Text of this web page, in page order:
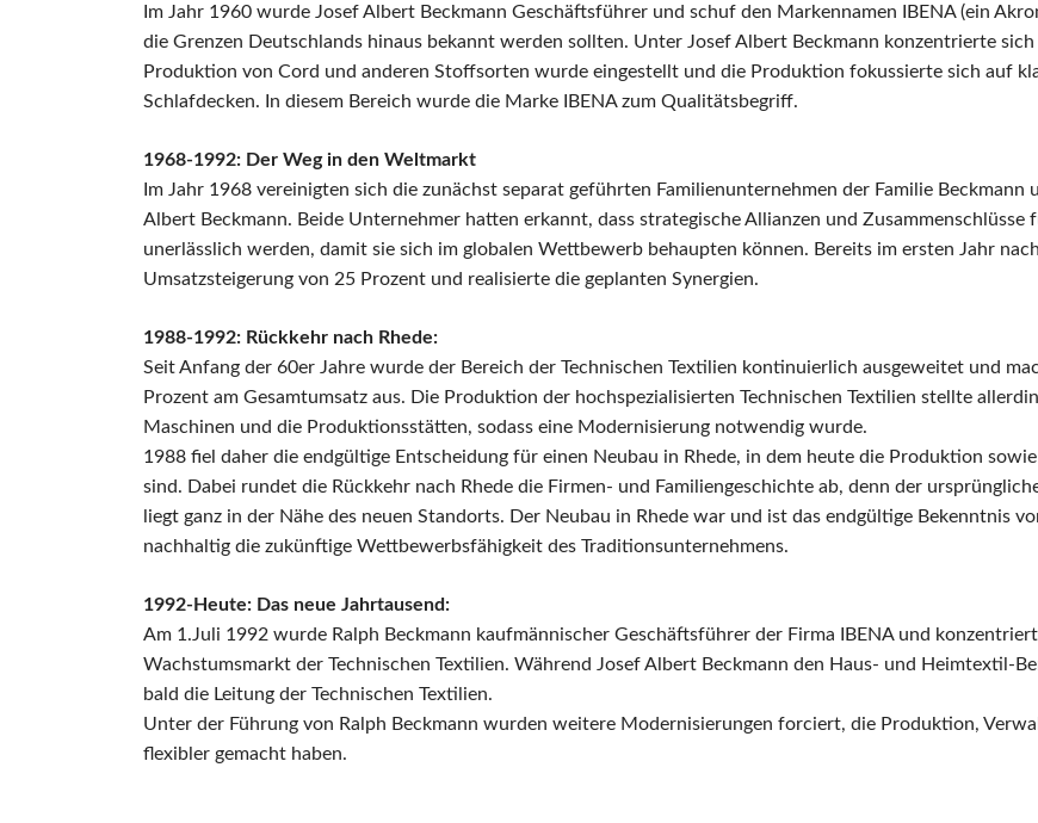
Im Jahr 1960 wurde Josef Albert Beckmann Geschäftsführer und schuf den Markennamen IBENA (ein
die Grenzen Deutschlands hinaus bekannt werden sollten. Unter Josef Albert Beckmann konzentrierte
Produktion von Cord und anderen Stoffsorten wurde eingestellt und die Produktion fokussierte sich auf
Schlafdecken. In diesem Bereich wurde die Marke IBENA zum Qualitätsbegriff.
1968-1992: Der Weg in den Weltmarkt
Im Jahr 1968 vereinigten sich die zunächst separat geführten Familienunternehmen der Familie
Albert Beckmann. Beide Unternehmer hatten erkannt, dass strategische Allianzen und
unerlässlich werden, damit sie sich im globalen Wettbewerb behaupten können. Bereits im ersten Jahr
Umsatzsteigerung von 25 Prozent und realisierte die geplanten Synergien.
1988-1992: Rückkehr nach Rhede:
Seit Anfang der 60er Jahre wurde der Bereich der Technischen Textilien kontinuierlich ausgeweitet und
Prozent am Gesamtumsatz aus. Die Produktion der hochspezialisierten Technischen Textilien stellte
Maschinen und die Produktionsstätten, sodass eine Modernisierung notwendig wurde.
1988 fiel daher die endgültige Entscheidung für einen Neubau in Rhede, in dem heute die Produktion
sind. Dabei rundet die Rückkehr nach Rhede die Firmen- und Familiengeschichte ab, denn der
liegt ganz in der Nähe des neuen Standorts. Der Neubau in Rhede war und ist das endgültige Bekenntnis
nachhaltig die zukünftige Wettbewerbsfähigkeit des Traditionsunternehmens.
1992-Heute: Das neue Jahrtausend:
Am 1.Juli 1992 wurde Ralph Beckmann kaufmännischer Geschäftsführer der Firma IBENA und
Wachstumsmarkt der Technischen Textilien. Während Josef Albert Beckmann den Haus- und Heimtextil-
bald die Leitung der Technischen Textilien.
Unter der Führung von Ralph Beckmann wurden weitere Modernisierungen forciert, die Produktion,
flexibler gemacht haben.